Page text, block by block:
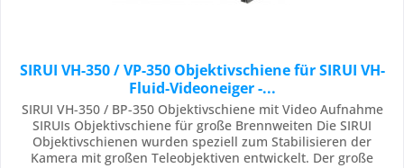
SIRUI VH-350 / VP-350 Objektivschiene für SIRUI VH-
Fluid-Videoneiger -...
SIRUI VH-350 / BP-350 Objektivschiene mit Video Aufnahme
SIRUIs Objektivschiene für große Brennweiten Die SIRUI
Objektivschienen wurden speziell zum Stabilisieren der
Kamera mit großen Teleobjektiven entwickelt. Der große